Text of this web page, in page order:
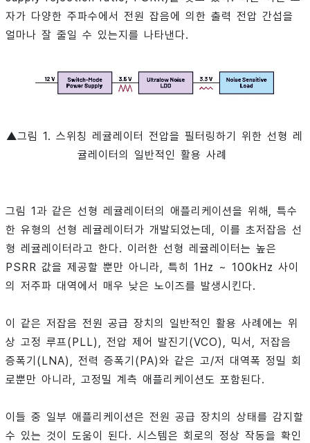
자가 다양한 주파수에서 전원 잡음에 의한 출력 전압 간섭을
얼마나 잘 줄일 수 있는지를 나타낸다.
▲그림 1. 스위칭 레귤레이터 전압을 필터링하기 위한 선형 레
귤레이터의 일반적인 활용 사례
그림 1과 같은 선형 레귤레이터의 애플리케이션을 위해, 특수
한 유형의 선형 레귤레이터가 개발되었는데, 이를 초저잡음 선
형 레귤레이터라고 한다. 이러한 선형 레귤레이터는 높은
PSRR 값을 제공할 뿐만 아니라, 특히 1Hz ~ 100kHz 사이
의 저주파 대역에서 매우 낮은 노이즈를 발생시킨다.
이 같은 저잡음 전원 공급 장치의 일반적인 활용 사례에는 위
상 고정 루프(PLL), 전압 제어 발진기(VCO), 믹서, 저잡음
증폭기(LNA), 전력 증폭기(PA)와 같은 고/저 대역폭 정밀 회
로뿐만 아니라, 고정밀 계측 애플리케이션도 포함된다.
이들 중 일부 애플리케이션은 전원 공급 장치의 상태를 감지할
수 있는 것이 도움이 된다. 시스템은 회로의 정상 작동을 확인